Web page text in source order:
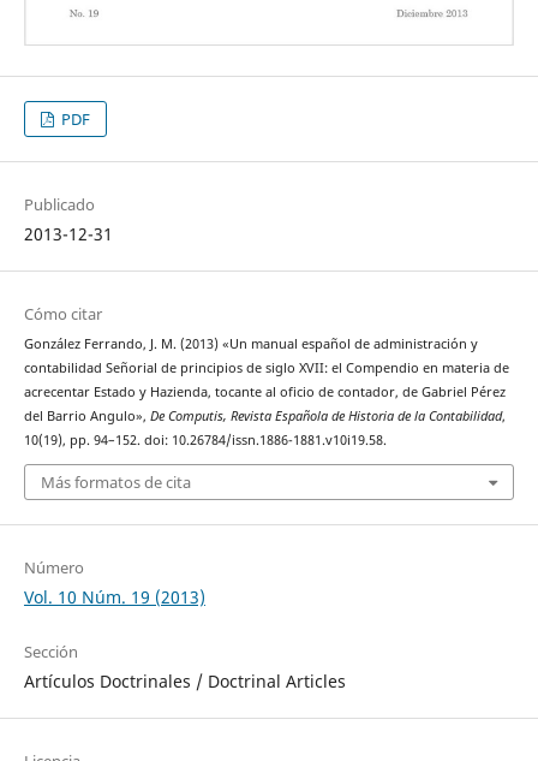
PDF
Publicado
2013-12-31
Cómo citar
González Ferrando, J. M. (2013) «Un manual español de administración y
contabilidad Señorial de principios de siglo XVII: el Compendio en materia de
acrecentar Estado y Hazienda, tocante al oficio de contador, de Gabriel Pérez
del Barrio Angulo», De Computis, Revista Española de Historia de la Contabilidad,
10(19), pp. 94–152. doi: 10.26784/issn.1886-1881.v10i19.58.
Más formatos de cita
Número
Vol. 10 Núm. 19 (2013)
Sección
Artículos Doctrinales / Doctrinal Articles